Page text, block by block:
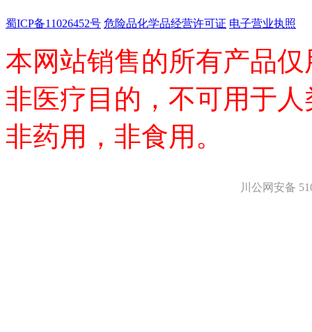
医药中间体
标准溶液
生物/化学试剂
碳水化合物
抗生素
生物缓冲液
螯合剂/变性剂
蜀ICP备11026452号 危险品化学品经营许可证 电子营业执照
本网站销售的所有产品
非医疗目的，不可用于
非药用，非食用。
川公网安备